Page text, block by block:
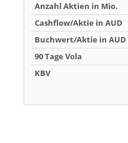
Anzahl Aktien in Mio.
Cashflow/Aktie in AUD
Buchwert/Aktie in AUD
90 Tage Vola
KBV